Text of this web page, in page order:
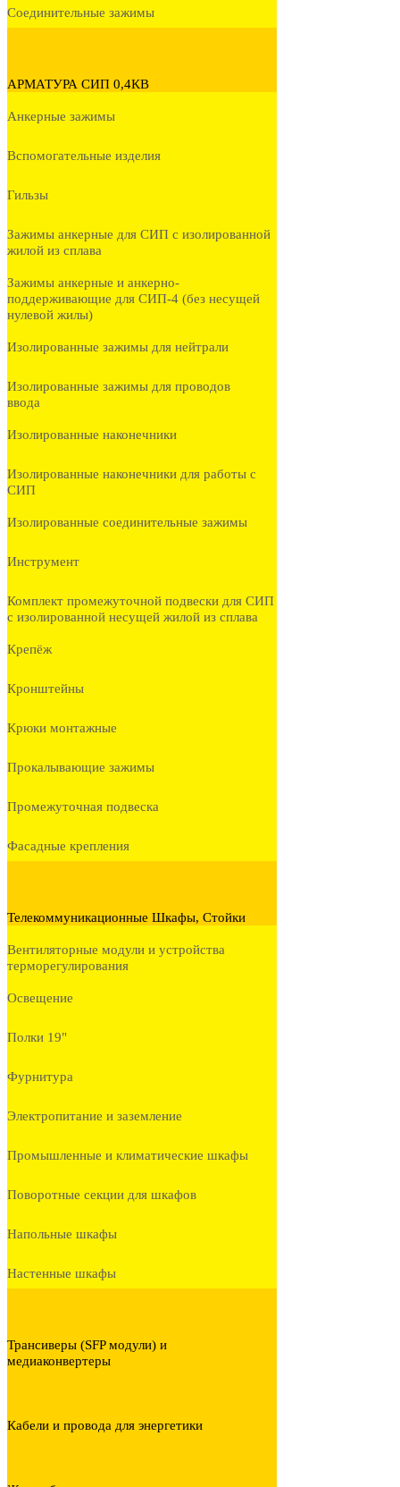
Соединительные зажимы
АРМАТУРА СИП 0,4КВ
Анкерные зажимы
Вспомогательные изделия
Гильзы
Зажимы анкерные для СИП с изолированной
жилой из сплава
Зажимы анкерные и анкерно-
поддерживающие для СИП-4 (без несущей
нулевой жилы)
Изолированные зажимы для нейтрали
Изолированные зажимы для проводов
ввода
Изолированные наконечники
Изолированные наконечники для работы с
СИП
Изолированные соединительные зажимы
Инструмент
Комплект промежуточной подвески для СИП
с изолированной несущей жилой из сплава
Крепёж
Кронштейны
Крюки монтажные
Прокалывающие зажимы
Промежуточная подвеска
Фасадные крепления
Телекоммуникационные Шкафы, Стойки
Вентиляторные модули и устройства
терморегулирования
Освещение
Полки 19"
Фурнитура
Электропитание и заземление
Промышленные и климатические шкафы
Поворотные секции для шкафов
Напольные шкафы
Настенные шкафы
Трансиверы (SFP модули) и
медиаконвертеры
Кабели и провода для энергетики